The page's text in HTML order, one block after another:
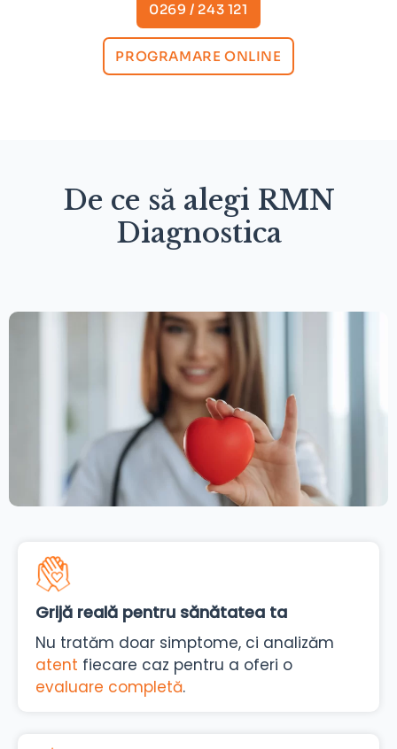
0269 / 243 121
PROGRAMARE ONLINE
De ce să alegi RMN
Diagnostica
Grijă reală pentru sănătatea ta
Nu tratăm doar simptome, ci analizăm
atent fiecare caz pentru a oferi o
evaluare completă.